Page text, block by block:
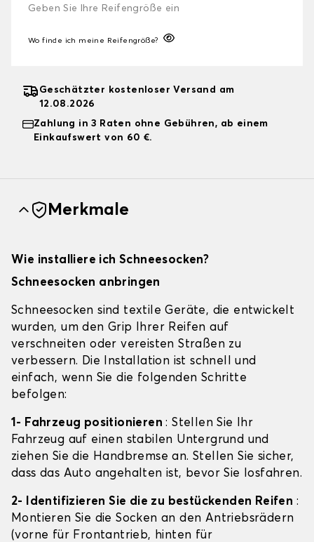
Geben Sie Ihre Reifengröße ein
Wo finde ich meine Reifengröße?
Geschätzter kostenloser Versand am
12.08.2026
Zahlung in 3 Raten ohne Gebühren, ab einem
Einkaufswert von 60 €.
Merkmale
Wie installiere ich Schneesocken?
Schneesocken anbringen
Schneesocken sind textile Geräte, die entwickelt
wurden, um den Grip Ihrer Reifen auf
verschneiten oder vereisten Straßen zu
verbessern. Die Installation ist schnell und
einfach, wenn Sie die folgenden Schritte
befolgen:
1- Fahrzeug positionieren: Stellen Sie Ihr
Fahrzeug auf einen stabilen Untergrund und
ziehen Sie die Handbremse an. Stellen Sie sicher,
dass das Auto angehalten ist, bevor Sie losfahren.
2- Identifizieren Sie die zu bestückenden Reifen :
Montieren Sie die Socken an den Antriebsrädern
(vorne für Frontantrieb, hinten für